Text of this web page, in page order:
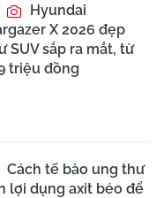
Hyundai
X 2026 đẹp
SUV sắp ra mắt, từ
triệu đồng
Cách tế bào ung thư
lợi dụng axit béo để